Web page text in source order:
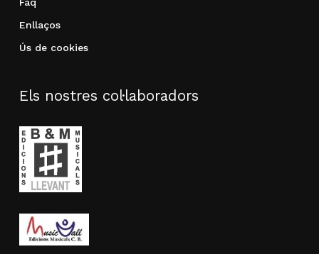
Faq
Enllaços
Ús de cookies
Els nostres col·laboradors